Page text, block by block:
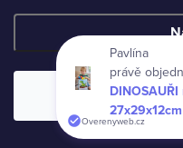
Pavlína
právě
27x29x12cm
Overenyweb.cz